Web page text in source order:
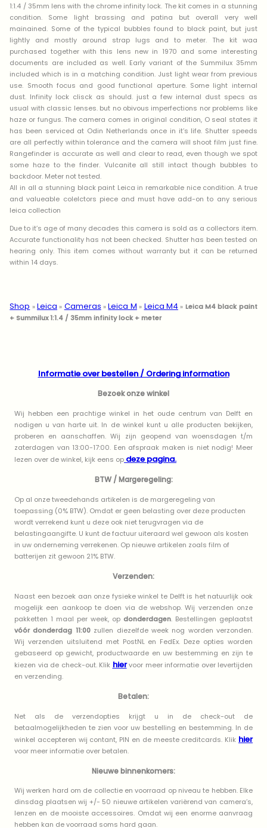
1:1.4 / 35mm lens with the chrome infinity lock. The kit comes in a stunning
condition. Some light brassing and patina but overall very well
mainained. Some of the typical bubbles found to black paint, but just
lightly and mostly around strap lugs and to meter. The kit waa
purchased together with this lens new in 1970 and some interesting
documents are included as well. Early variant of the Summilux 35mm
included which is in a matching condition. Just light wear from previous
use. Smooth focus and good functional aperture. Some light internal
dust. Infinity lock clisck as should. just a few internal dust specs as
usual with classic lenses. but no obivous imperfections nor problems like
haze or fungus. The camera comes in original condition, O seal states it
has been serviced at Odin Netherlands once in it’s life. Shutter speeds
are all perfectly within tolerance and the camera will shoot film just fine.
Rangefinder is accurate as well and clear to read, even though we spot
some haze to the finder. Vulcanite all still intact though bubbles to
backdoor. Meter not tested.
All in all a stunning black paint Leica in remarkable nice condition. A true
and valueable colelctors piece and must have add-on to any serious
leica collection
Due to it’s age of many decades this camera is sold as a collectors item.
Accurate functionality has not been checked. Shutter has been tested on
hearing only. This item comes without warranty but it can be returned
within 14 days.
Shop »Leica » Cameras »Leica M » Leica M4 » Leica M4 black paint
+ Summilux 1:1.4 / 35mm infinity lock + meter
Informatie over bestellen / Ordering information
Bezoek onze winkel
Wij hebben een prachtige winkel in het oude centrum van Delft en
nodigen u van harte uit. In de winkel kunt u alle producten bekijken,
proberen en aanschaffen. Wij zijn geopend van woensdagen t/m
zaterdagen van 13:00-17:00. Een afspraak maken is niet nodig! Meer
lezen over de winkel, kijk eens op deze pagina.
BTW / Margeregeling:
Op al onze tweedehands artikelen is de margeregeling van
toepassing (0% BTW). Omdat er geen belasting over deze producten
wordt verrekend kunt u deze ook niet terugvragen via de
belastingaangifte. U kunt de factuur uiteraard wel gewoon als kosten
in uw onderneming verrekenen. Op nieuwe artikelen zoals film of
batterijen zit gewoon 21% BTW.
Verzenden:
Naast een bezoek aan onze fysieke winkel te Delft is het natuurlijk ook
mogelijk een aankoop te doen via de webshop. Wij verzenden onze
pakketten 1 maal per week, op donderdagen. Bestellingen geplaatst
vóór donderdag 11:00zullen diezelfde week nog worden verzonden.
Wij verzenden uitsluitend met PostNL en FedEx. Deze opties worden
gebaseerd op gewicht, productwaarde en uw bestemming en zijn te
kiezen via de check-out. Klik hiervoor meer informatie over levertijden
en verzending.
Betalen:
Net als de verzendopties krijgt u in de check-out de
betaalmogelijkheden te zien voor uw bestelling en bestemming. In de
winkel accepteren wij contant, PIN en de meeste creditcards. Klik hier
voor meer informatie over betalen.
Nieuwe binnenkomers:
Wij werken hard om de collectie en voorraad op niveau te hebben. Elke
dinsdag plaatsen wij +/- 50 nieuwe artikelen variërend van camera’s,
lenzen en de mooiste accessoires. Omdat wij een enorme aanvraag
hebben kan de voorraad soms hard gaan.